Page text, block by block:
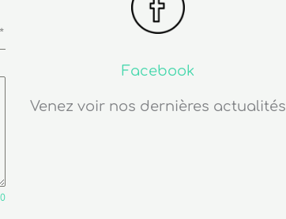
*
Facebook
Venez voir nos dernières actualités